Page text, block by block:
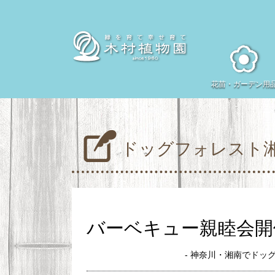
花苗・ ガーデン用
ドッグフォレスト
バーベキュー親睦会
- 神奈川・湘南でドッ